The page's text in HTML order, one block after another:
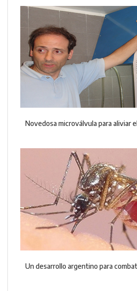
Novedosa microválvula para aliviar
Un desarrollo argentino para